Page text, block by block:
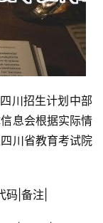
息会根据实际情
川省教育考试院
码|备注|